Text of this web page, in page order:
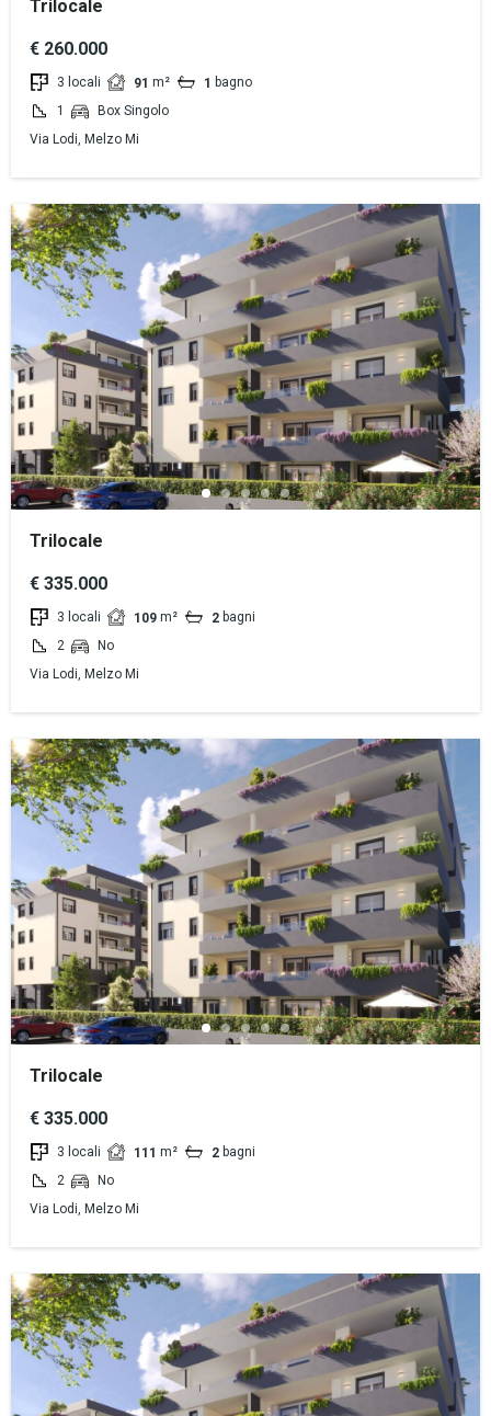
Trilocale
€ 260.000
3 locali 91 m² 1 bagno
1
Box Singolo
Via Lodi, Melzo Mi
Trilocale
€ 335.000
3 locali 109 m² 2 bagni
2
No
Via Lodi, Melzo Mi
Trilocale
€ 335.000
3 locali 111 m² 2 bagni
2
No
Via Lodi, Melzo Mi